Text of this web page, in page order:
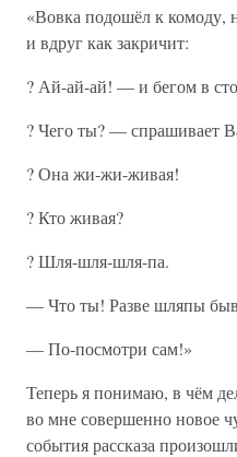
«Вовка подошёл к комоду,
и вдруг как закричит:
? Ай-ай-ай! — и бегом в
? Чего ты? — спрашивает
? Она жи-жи-живая!
? Кто живая?
? Шля-шля-шля-па.
— Что ты! Разве шляпы
— По-посмотри сам!»
Теперь я понимаю, в чём
во мне совершенно новое
события рассказа